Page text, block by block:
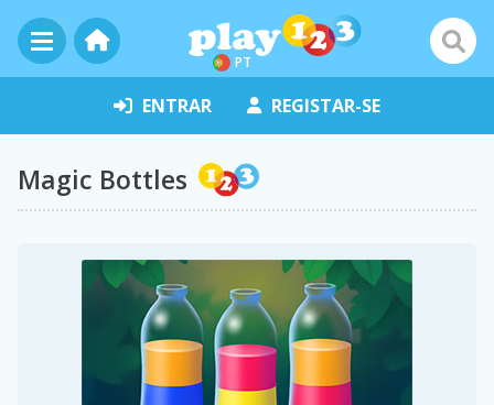
PT
ENTRAR REGISTAR-SE
Magic Bottles